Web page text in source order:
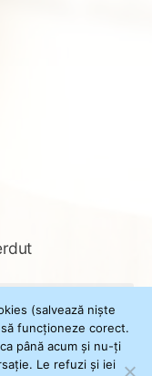
(salvează niște
funcționeze corect.
până acum și nu-ți
Le refuzi și iei